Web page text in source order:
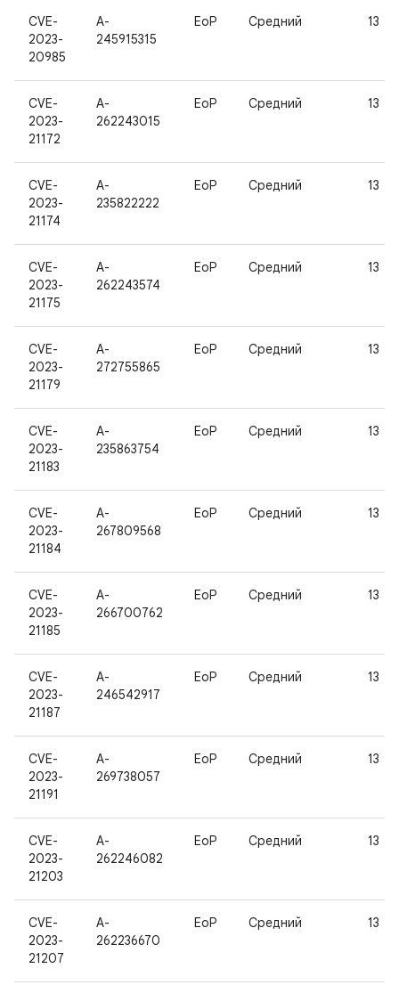
CVE-
2023-
20985
A-
245915315
EoP Средний 13
CVE-
2023-
21172
A-
262243015
EoP Средний 13
CVE-
2023-
21174
A-
235822222
EoP Средний 13
CVE-
2023-
21175
A-
262243574
EoP Средний 13
CVE-
2023-
21179
A-
272755865
EoP Средний 13
CVE-
2023-
21183
A-
235863754
EoP Средний 13
CVE-
2023-
21184
A-
267809568
EoP Средний 13
CVE-
2023-
21185
A-
266700762
EoP Средний 13
CVE-
2023-
21187
A-
246542917
EoP Средний 13
CVE-
2023-
21191
A-
269738057
EoP Средний 13
CVE-
2023-
21203
A-
262246082
EoP Средний 13
CVE-
2023-
21207
A-
262236670
EoP Средний 13